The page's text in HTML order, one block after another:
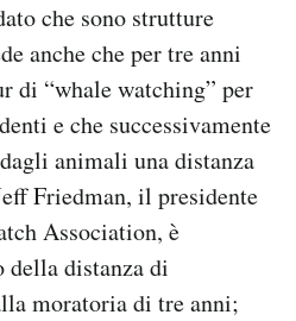
che sono strutture
anche che per tre anni
di “whale watching” per
e che successivamente
animali una distanza
Friedman, il presidente
Association, è
della distanza di
moratoria di tre anni;